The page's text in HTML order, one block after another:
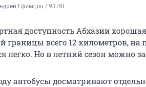
Ефимцов / 93.RU
доступность Абхазии
границы всего 12 километров,
легко. Но в летний сезон можно
автобусы досматривают